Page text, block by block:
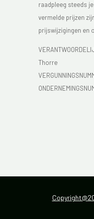
raadpleeg steeds
vermelde prijzen
prijswijzigingen en
Thorre